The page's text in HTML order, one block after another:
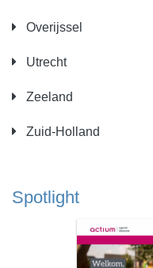
Overijssel
Utrecht
Zeeland
Zuid-Holland
Spotlight